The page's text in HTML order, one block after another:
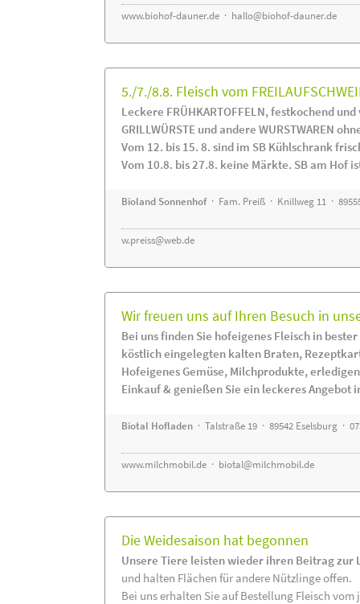
www.biohof-dauner.de · hallo@biohof-dauner.de
5./7./8.8. Fleisch vom
Leckere FRÜHKARTOFFELN, festkochend
GRILLWÜRSTE und andere WURSTWAREN
Vom 12. bis 15. 8. sind im SB Kühlschrank
Vom 10.8. bis 27.8. keine Märkte. SB am Hof
Bioland Sonnenhof· Fam. Preiß · Knillweg 11 ·
w.preiss@web.de
Wir freuen uns auf Ihren Besuch in
Bei uns finden Sie hofeigenes Fleisch in
köstlich eingelegten kalten Braten,
Hofeigenes Gemüse, Milchprodukte,
Einkauf & genießen Sie ein leckeres Angebot
Biotal Hofladen · Talstraße 19 · 89542 Eselsburg ·
www.milchmobil.de · biotal@milchmobil.de
Die Weidesaison hat begonnen
Unsere Tiere leisten wieder ihren Beitrag zur
und halten Flächen für andere Nützlinge offen.
Bei uns erhalten Sie auf Bestellung Fleisch